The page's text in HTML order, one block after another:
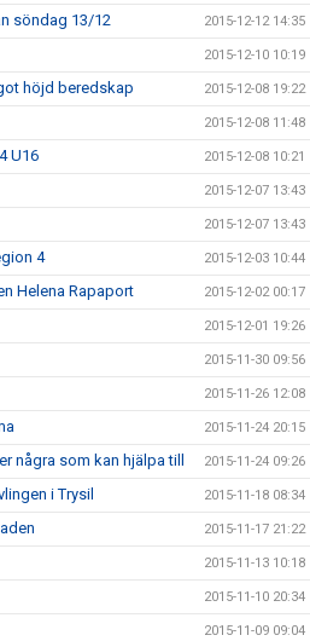
söndag 13/12 2015-12-12 14:35
2015-12-10 10:19
höjd beredskap 2015-12-08 19:22
2015-12-08 11:48
U16 2015-12-08 10:21
2015-12-07 13:43
2015-12-07 13:43
4 2015-12-03 10:44
Helena Rapaport 2015-12-02 00:17
2015-12-01 19:26
2015-11-30 09:56
2015-11-26 12:08
2015-11-24 20:15
några som kan hjälpa till 2015-11-24 09:26
i Trysil 2015-11-18 08:34
2015-11-17 21:22
2015-11-13 10:18
2015-11-10 20:34
2015-11-09 09:04